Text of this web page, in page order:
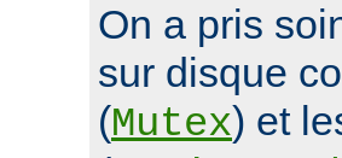
On a pris
sur disque
(Mutex) et